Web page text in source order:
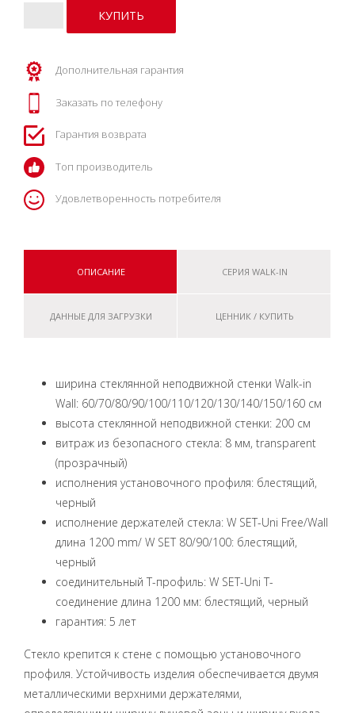
Дополнительная гарантия
Заказать по телефону
Гарантия возврата
Топ производитель
Удовлетворенность потребителя
ОПИСАНИЕ СЕРИЯ WALK-IN
ДАННЫЕ ДЛЯ ЗАГРУЗКИ ЦЕННИК / КУПИТЬ
ширина стеклянной неподвижной стенки Walk-in
Wall: 60/70/80/90/100/110/120/130/140/150/160 см
высота стеклянной неподвижной стенки: 200 см
витраж из безопасного стекла: 8 мм, transparent
(прозрачный)
исполнения установочного профиля: блестящий,
черный
исполнение держателей стекла: W SET-Uni Free/Wall
длина 1200 mm/ W SET 80/90/100: блестящий,
черный
соединительный Т-профиль: W SET-Uni T-
соединение длина 1200 мм: блестящий, черный
гарантия: 5 лет
Стекло крепится к стене с помощью установочного
профиля. Устойчивость изделия обеспечивается двумя
металлическими верхними держателями,